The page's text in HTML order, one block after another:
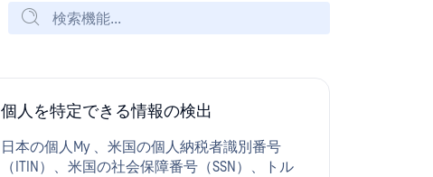
個人を特定できる情報の検出
日本の個人My 、米国の個人納税者識別番号
（ITIN）、米国の社会保障番号（SSN）、トル